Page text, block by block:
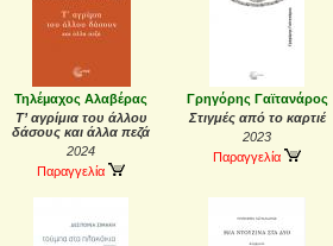
Τηλέµαχος Αλαβέρας
Τ’ αγρίμια του άλλου
δάσους και άλλα πεζά
2024
Παραγγελία
Γρηγόρης Γαϊτανάρος
Στιγμές από το καρτιέ
2023
Παραγγελία